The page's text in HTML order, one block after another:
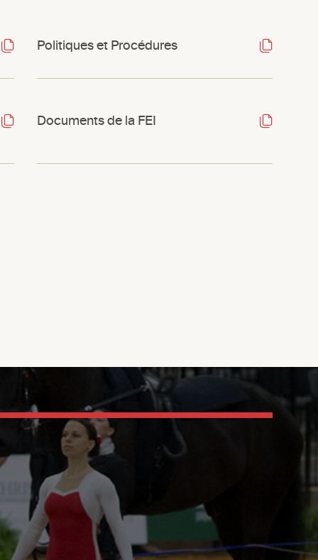
Politiques et Procédures
Documents de la FEI